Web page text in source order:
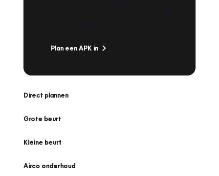
Plan een APK in
Direct plannen
Grote beurt
Kleine beurt
Airco onderhoud